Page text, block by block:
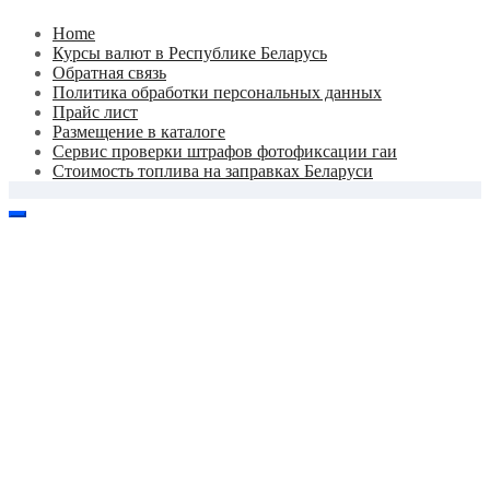
Skip
content
Home
Курсы валют в Республике Беларусь
Обратная связь
Политика обработки персональных данных
Прайс лист
Размещение в каталоге
Сервис проверки штрафов фотофиксации гаи
Стоимость топлива на заправках Беларуси